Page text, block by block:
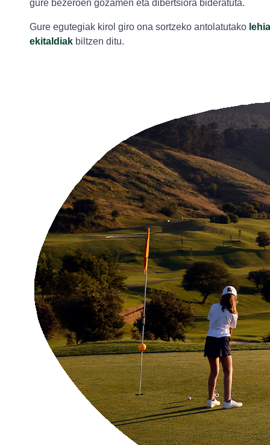
gure bezeroen gozamen eta dibertsiora bideratuta.
Gure egutegiak kirol giro ona sortzeko antolatutako
ekitaldiak biltzen ditu.